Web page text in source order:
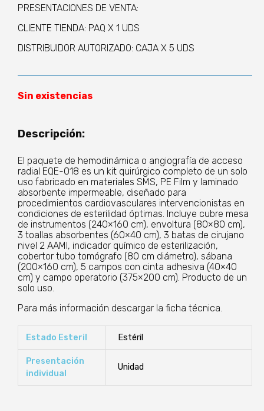
PRESENTACIONES DE VENTA:
CLIENTE TIENDA: PAQ X 1 UDS
DISTRIBUIDOR AUTORIZADO: CAJA X 5 UDS
Sin existencias
Descripción:
El paquete de hemodinámica o angiografía de acceso
radial EQE-018 es un kit quirúrgico completo de un solo
uso fabricado en materiales SMS, PE Film y laminado
absorbente impermeable, diseñado para
procedimientos cardiovasculares intervencionistas en
condiciones de esterilidad óptimas. Incluye cubre mesa
de instrumentos (240×160 cm), envoltura (80×80 cm),
3 toallas absorbentes (60×40 cm), 3 batas de cirujano
nivel 2 AAMI, indicador químico de esterilización,
cobertor tubo tomógrafo (80 cm diámetro), sábana
(200×160 cm), 5 campos con cinta adhesiva (40×40
cm) y campo operatorio (375×200 cm). Producto de un
solo uso.
Para más información descargar la ficha técnica.
Estado Esteril Estéril
Presentación
individual
Unidad